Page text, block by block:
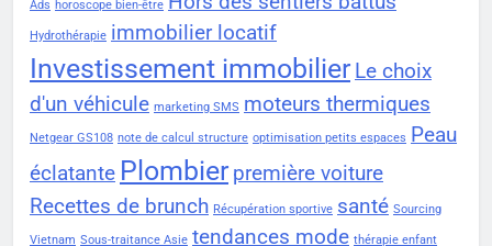
Ads horoscope bien-être
Hydrothérapie immobilier locatif
Investissement immobilier Le choix
d'un véhicule marketing SMS moteurs thermiques
Netgear GS108 note de calcul structure optimisation petits espaces Peau
éclatante Plombier première voiture
Recettes de brunch Récupération sportive santé Sourcing
Vietnam Sous-traitance Asie tendances mode thérapie enfant